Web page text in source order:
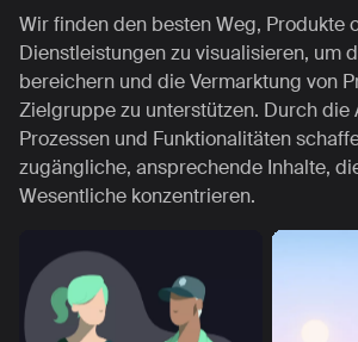
Wir finden den besten Weg, Produkte
Dienstleistungen zu visualisieren, um
bereichern und die Vermarktung von
Zielgruppe zu unterstützen. Durch die
Prozessen und Funktionalitäten
zugängliche, ansprechende Inhalte,
Wesentliche konzentrieren.